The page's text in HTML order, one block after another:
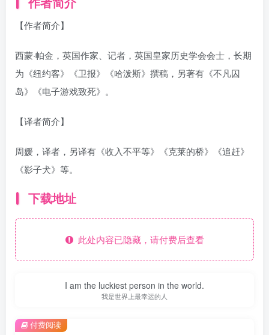
【作者简介】
西蒙·帕金，英国作家、记者，英国皇家历史学会会士，长期
为《纽约客》《卫报》《哈泼斯》撰稿，另著有《不凡囚
岛》《电子游戏致死》。
【译者简介】
周媛，译者，另译有《收入不平等》《克莱的桥》《追赶》
《影子犬》等。
下载地址
此处内容已隐藏，请付费后查看
I am the luckiest person in the world.
我是世界上最幸运的人
付费阅读